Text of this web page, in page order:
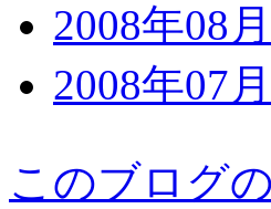
2008年08月
2008年07月
このブログ